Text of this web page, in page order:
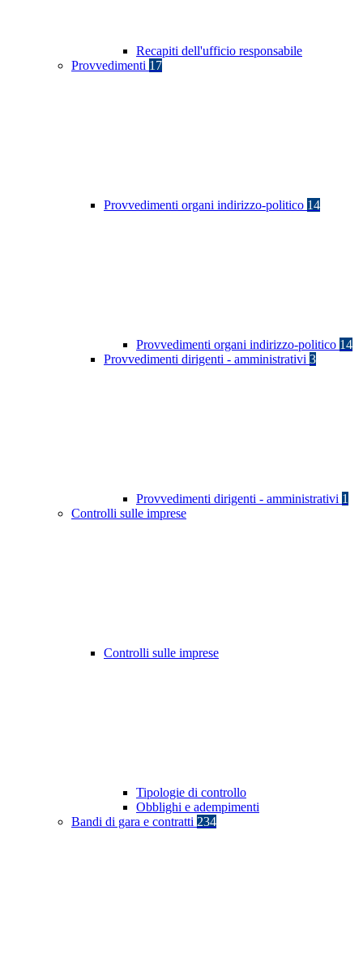
Recapiti dell'ufficio responsabile
Provvedimenti 17
Provvedimenti organi indirizzo-politico 14
Provvedimenti organi indirizzo-politico 14
Provvedimenti dirigenti - amministrativi 3
Provvedimenti dirigenti - amministrativi 1
Controlli sulle imprese
Controlli sulle imprese
Tipologie di controllo
Obblighi e adempimenti
Bandi di gara e contratti 234